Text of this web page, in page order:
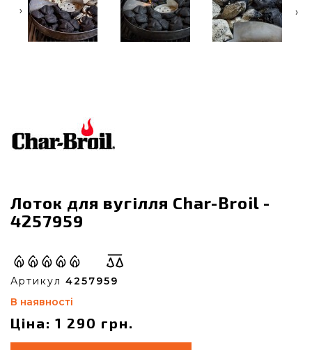
‹ ›
Лоток для вугілля Char-Broil -
4257959
Артикул 4257959
В наявності
Ціна: 1 290 грн.